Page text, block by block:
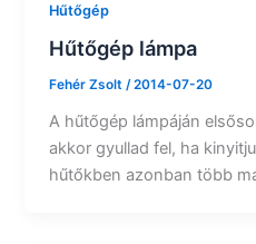
Hűtőgép
Hűtőgép lámpa
Fehér Zsolt/2014-07-20
A hűtőgép lámpáján
akkor gyullad fel, ha
hűtőkben azonban több